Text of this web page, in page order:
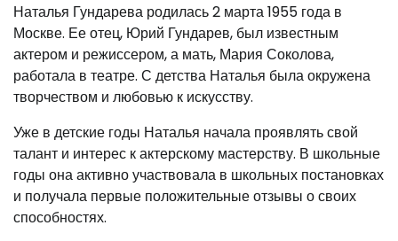
Наталья Гундарева родилась 2 марта 1955 года в
Москве. Ее отец, Юрий Гундарев, был известным
актером и режиссером, а мать, Мария Соколова,
работала в театре. С детства Наталья была окружена
творчеством и любовью к искусству.
Уже в детские годы Наталья начала проявлять свой
талант и интерес к актерскому мастерству. В школьные
годы она активно участвовала в школьных постановках
и получала первые положительные отзывы о своих
способностях.